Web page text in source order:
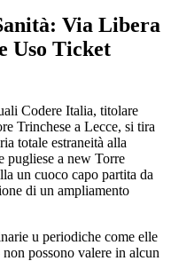
Via Libera
Uso Ticket
Codere Italia, titolare
Trinchese a Lecce, si tira
totale estraneità alla
pugliese a new Torre
un cuoco capo partita da
di un ampliamento
u periodiche come elle
possono valere in alcun